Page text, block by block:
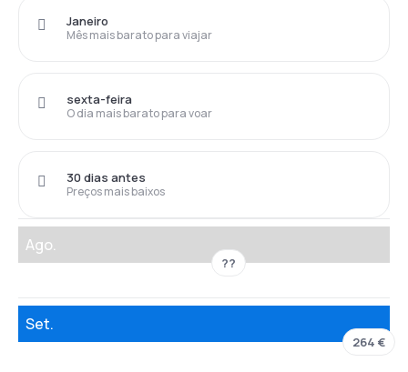
Mês mais barato para viajar
Janeiro
O dia mais barato para voar
sexta-feira
Preços mais baixos
30 dias antes
Ago.
??
Set.
264 €